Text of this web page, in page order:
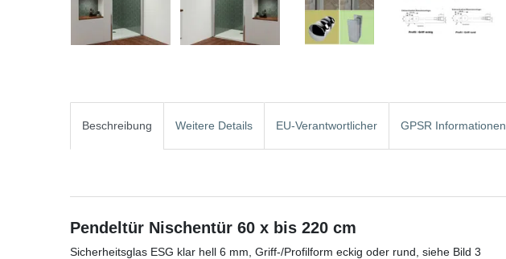
Beschreibung Weitere Details EU-Verantwortlicher GPSR Informationen
Pendeltür Nischentür 60 x bis 220 cm
Sicherheitsglas ESG klar hell 6 mm, Griff-/Profilform eckig oder rund, siehe Bild 3